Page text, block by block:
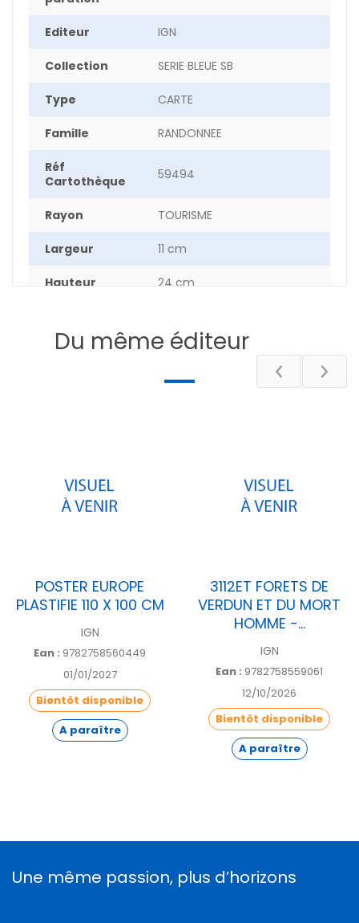
Editeur IGN
Collection SERIE BLEUE SB
Type CARTE
Famille RANDONNEE
Réf
Cartothèque
59494
Rayon TOURISME
Largeur 11 cm
Hauteur 24 cm
Poids 9.4 g
Du même éditeur
POSTER EUROPE
PLASTIFIE 110 X 100 CM
IGN
Ean : 9782758560449
01/01/2027
Bientôt disponible
A paraître
3112ET FORETS DE
VERDUN ET DU MORT
HOMME -...
IGN
Ean : 9782758559061
12/10/2026
Bientôt disponible
A paraître
Une même passion, plus d’horizons